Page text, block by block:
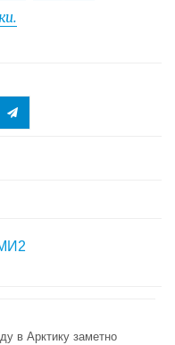
в Арктику заметно